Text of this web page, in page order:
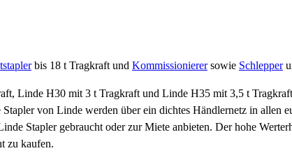
bis 18 t Tragkraft und Kommissionierersowie Schlepper
Linde H30 mit 3 t Tragkraft und Linde H35 mit 3,5 t
von Linde werden über ein dichtes Händlernetz in allen
Stapler gebraucht oder zur Miete anbieten. Der hohe
zu kaufen.